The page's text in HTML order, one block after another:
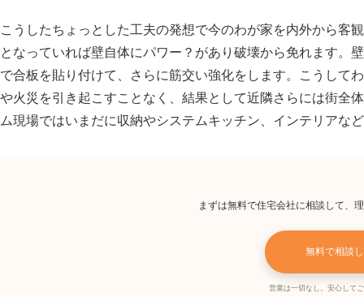
こうしたちょっとした工夫の発想で今のわが家を内外から客
となっていれば壁自体にパワー？があり破壊から免れます。
で合板を貼り付けて、さらに筋交い強化をします。こうして
や火災を引き起こすことなく、結果として近隣さらには街全
ム現場ではいまだに収納やシステムキッチン、インテリアな
まずは無料で住宅会社に相談して、
無料で相談
営業は一切なし。安心して